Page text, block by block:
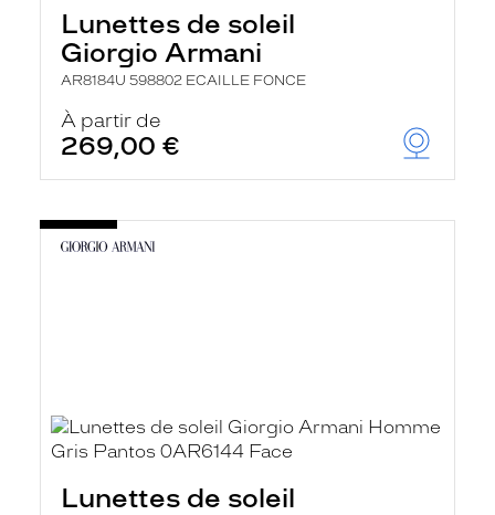
Lunettes de soleil
Giorgio Armani
AR8184U 598802 ECAILLE FONCE
À partir de
269,00 €
Lunettes de soleil